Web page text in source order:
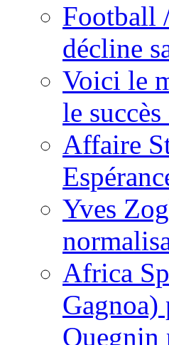
Football
décline
Voici le
le
Affaire
Yves
Africa
Ouegnin